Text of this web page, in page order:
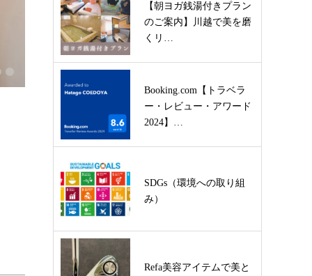
【朝ヨガ銭湯付きプラン
のご案内】川越で美を磨
くリ…
Booking.com【トラベラ
ー・レビュー・アワード
2024】…
SDGs（環境への取り組
み）
Refa美容アイテムで美と